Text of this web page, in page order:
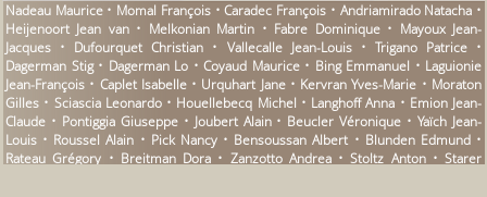
Nadeau Maurice • Momal François • Caradec François • Andriamirado Natacha •
Heijenoort Jean van • Melkonian Martin • Fabre Dominique • Mayoux Jean-
Jacques • Dufourquet Christian • Vallecalle Jean-Louis • Trigano Patrice •
Dagerman Stig • Dagerman Lo • Coyaud Maurice • Bing Emmanuel • Laguionie
Jean-François • Caplet Isabelle • Urquhart Jane • Kervran Yves-Marie • Moraton
Gilles • Sciascia Leonardo • Houellebecq Michel • Langhoff Anna • Emion Jean-
Claude • Pontiggia Giuseppe • Joubert Alain • Beucler Véronique • Yaïch Jean-
Louis • Roussel Alain • Pick Nancy • Bensoussan Albert • Blunden Edmund •
Rateau Grégory • Breitman Dora • Zanzotto Andrea • Stoltz Anton • Starer